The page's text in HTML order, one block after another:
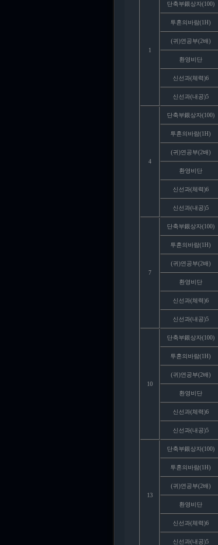
1
단축부銀상자(100)
투혼의바람(1H)
(귀)연공부(2배)
환영비단
신선과(체력)6
신선과(내공)5
4
단축부銀상자(100)
투혼의바람(1H)
(귀)연공부(2배)
환영비단
신선과(체력)6
신선과(내공)5
7
단축부銀상자(100)
투혼의바람(1H)
(귀)연공부(2배)
환영비단
신선과(체력)6
신선과(내공)5
10
단축부銀상자(100)
투혼의바람(1H)
(귀)연공부(2배)
환영비단
신선과(체력)6
신선과(내공)5
13
단축부銀상자(100)
투혼의바람(1H)
(귀)연공부(2배)
환영비단
신선과(체력)6
신선과(내공)5